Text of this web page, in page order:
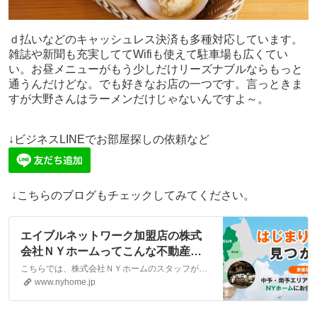
ｄ払いなどのキャッシュレス決済も多種対応しています。
雑誌や新聞も充実しててWifiも使えて駐車場も広くてい
い。お昼メニューがもう少しだけリーズナブルならもっと
通うんだけどな。でも好きなお店の一つです。言っときま
すが大野さんはラーメンだけじゃないんですよ～。
↓ビジネスLINEでお部屋探しの依頼など
↓こちらのブログもチェックしてみてください。
エイブルネットワーク加盟店の株式
会社ＮＹホームってこんな不動産会
社なんです。｜【エイブルネットワ
ーク】(株)NYホーム 松山市・大洲
市の賃貸・不動産
こちらでは、株式会社ＮＹホームのスタッフが執筆したスタッフブログ記事、「エイブルネットワーク加盟店の株式会社ＮＹホームってこんな不動産会社なんです。」をご紹介しております。他にも様々なテーマの記事がありますので、お住まい探しの合間にぜひご一読ください！
www.nyhome.jp